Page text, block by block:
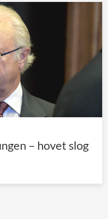
kungahuset
kungahuset
kungahuset
– hovet slog